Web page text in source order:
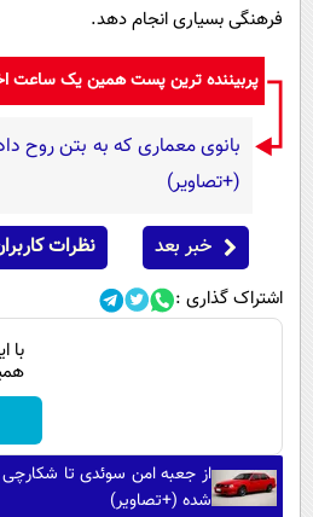
فرهنگی بسیاری انجام دهد.
پربیننده ترین پست همین یک ساعت
بانوی معماری که به بتن روح
(+تصاویر)
خبر بعد نظرات
اشتراک گذاری :
با
شده (+تصاویر)